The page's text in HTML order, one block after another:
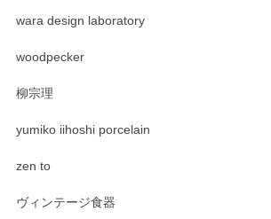
wara design laboratory
woodpecker
柳宗理
yumiko iihoshi porcelain
zen to
ヴィンテージ食器